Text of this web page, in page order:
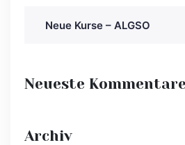
Neue Kurse – ALGSO
Neueste Kommentare
Archiv